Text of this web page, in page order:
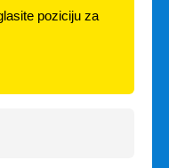
poziciju za